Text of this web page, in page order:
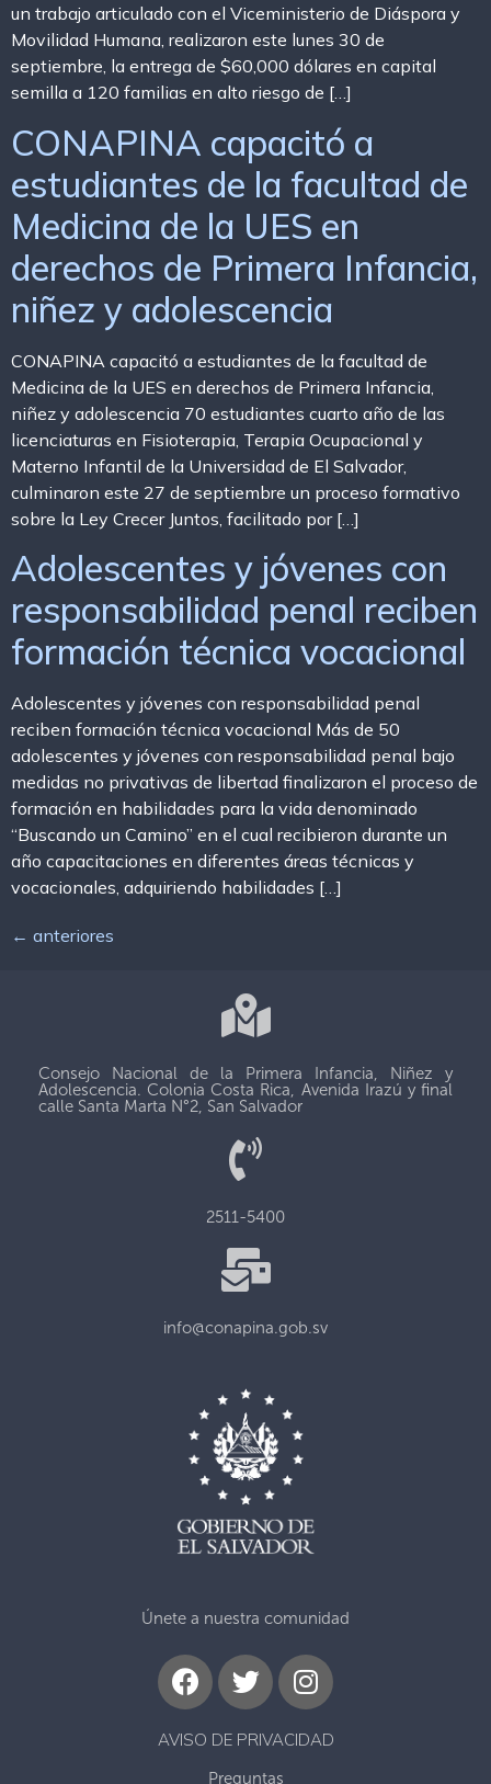
un trabajo articulado con el Viceministerio de Diáspora y
Movilidad Humana, realizaron este lunes 30 de
septiembre, la entrega de $60,000 dólares en capital
semilla a 120 familias en alto riesgo de […]
CONAPINA capacitó a
estudiantes de la facultad de
Medicina de la UES en
derechos de Primera Infancia,
niñez y adolescencia
CONAPINA capacitó a estudiantes de la facultad de
Medicina de la UES en derechos de Primera Infancia,
niñez y adolescencia 70 estudiantes cuarto año de las
licenciaturas en Fisioterapia, Terapia Ocupacional y
Materno Infantil de la Universidad de El Salvador,
culminaron este 27 de septiembre un proceso formativo
sobre la Ley Crecer Juntos, facilitado por […]
Adolescentes y jóvenes con
responsabilidad penal reciben
formación técnica vocacional
Adolescentes y jóvenes con responsabilidad penal
reciben formación técnica vocacional Más de 50
adolescentes y jóvenes con responsabilidad penal bajo
medidas no privativas de libertad finalizaron el proceso de
formación en habilidades para la vida denominado
“Buscando un Camino” en el cual recibieron durante un
año capacitaciones en diferentes áreas técnicas y
vocacionales, adquiriendo habilidades […]
← anteriores
Consejo Nacional de la Primera Infancia, Niñez y
Adolescencia. Colonia Costa Rica, Avenida Irazú y final
calle Santa Marta N°2, San Salvador
2511-5400
info@conapina.gob.sv
Únete a nuestra comunidad
AVISO DE PRIVACIDAD
Preguntas